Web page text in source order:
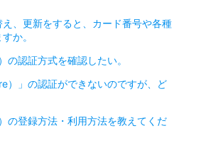
、更新をすると、カード番号や各種
か。
認証方式を確認したい。
）」の認証ができないのですが、ど
の登録方法・利用方法を教えてくだ